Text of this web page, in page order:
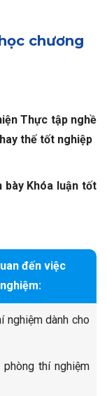
chương
Thực tập nghề
thế tốt nghiệp
Khóa luận tốt
đến việc
nghiệm dành cho
thí nghiệm